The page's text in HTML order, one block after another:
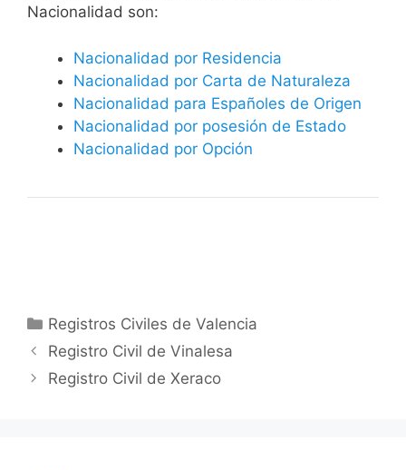
Nacionalidad son:
Nacionalidad por Residencia
Nacionalidad por Carta de Naturaleza
Nacionalidad para Españoles de Origen
Nacionalidad por posesión de Estado
Nacionalidad por Opción
Categorías
Registros Civiles de Valencia
Registro Civil de Vinalesa
Registro Civil de Xeraco